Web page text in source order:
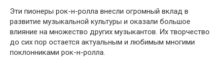
Эти пионеры рок-н-ролла внесли огромный вклад в
развитие музыкальной культуры и оказали большое
влияние на множество других музыкантов. Их творчество
до сих пор остается актуальным и любимым многими
поклонниками рок-н-ролла.